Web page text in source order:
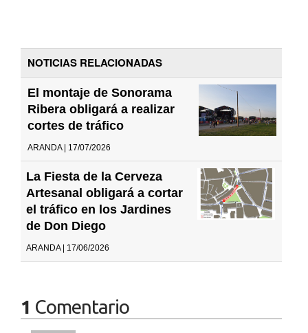
NOTICIAS RELACIONADAS
El montaje de Sonorama
Ribera obligará a realizar
cortes de tráfico
ARANDA | 17/07/2026
La Fiesta de la Cerveza
Artesanal obligará a cortar
el tráfico en los Jardines
de Don Diego
ARANDA | 17/06/2026
1 Comentario